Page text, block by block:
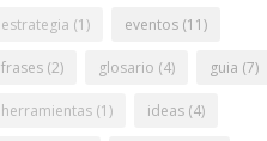
estrategia (1) eventos (11)
frases (2) glosario (4) guia (7)
herramientas (1) ideas (4)